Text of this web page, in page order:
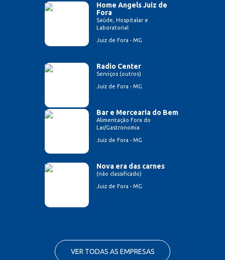
Home Angels Juiz de
Fora
Saúde, Hospitalar e
Laboratorial
Juiz de Fora - MG
Radio Center
Serviços (outros)
Juiz de Fora - MG
Bar e Mercearia do Bem
Alimentação Fora do
Lar/Gastronomia
Juiz de Fora - MG
Nova era das carnes
(não classificado)
Juiz de Fora - MG
VER TODAS AS EMPRESAS